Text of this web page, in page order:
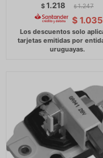
$1.218 $ 1.247
$ 1.035